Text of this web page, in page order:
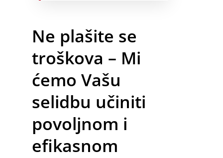
Ne plašite se
troškova – Mi
ćemo Vašu
selidbu učiniti
povoljnom i
efikasnom
Montaža Nameštaja
Selidbe Bele Tehnike
Emmezeta Dostava
Ikea Dostava
Odvoz Stvari na Deponiju
Odnošenje Starog
Berlin – Srbija
Berlin – Beograd
Minhen – Beograd
Frankfurt – Beograd
Stuttgart – Beograd
Dortmund – Beograd
Loznica
Smederevo
Požarevac
Prokuplje
Novi Pazar